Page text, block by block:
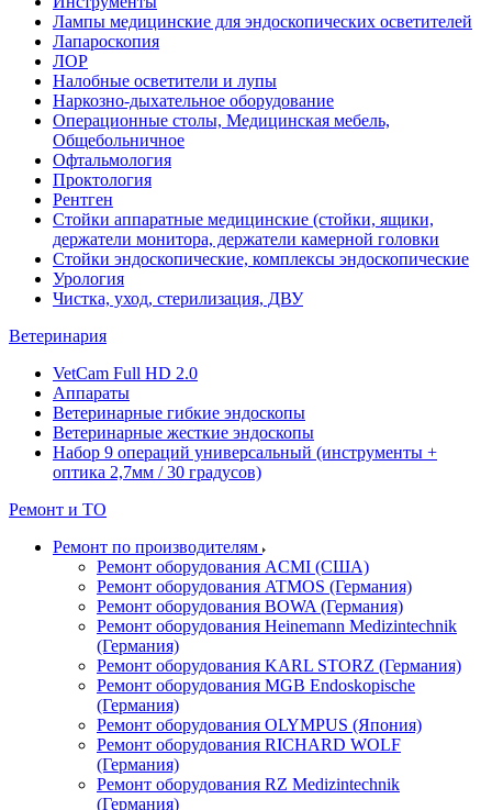
Лампы медицинские для эндоскопических осветителей
Лапароскопия
ЛОР
Налобные осветители и лупы
Наркозно-дыхательное оборудование
Операционные столы, Медицинская мебель,
Общебольничное
Офтальмология
Проктология
Рентген
Стойки аппаратные медицинские (стойки, ящики,
держатели монитора, держатели камерной головки
Стойки эндоскопические, комплексы эндоскопические
Урология
Чистка, уход, стерилизация, ДВУ
Ветеринария
VetCam Full HD 2.0
Аппараты
Ветеринарные гибкие эндоскопы
Ветеринарные жесткие эндоскопы
Набор 9 операций универсальный (инструменты +
оптика 2,7мм / 30 градусов)
Ремонт и ТО
Ремонт по производителям
Ремонт оборудования ACMI (США)
Ремонт оборудования ATMOS (Германия)
Ремонт оборудования BOWA (Германия)
Ремонт оборудования Heinemann Medizintechnik
(Германия)
Ремонт оборудования KARL STORZ (Германия)
Ремонт оборудования MGB Endoskopische
(Германия)
Ремонт оборудования OLYMPUS (Япония)
Ремонт оборудования RICHARD WOLF
(Германия)
Ремонт оборудования RZ Medizintechnik
(Германия)